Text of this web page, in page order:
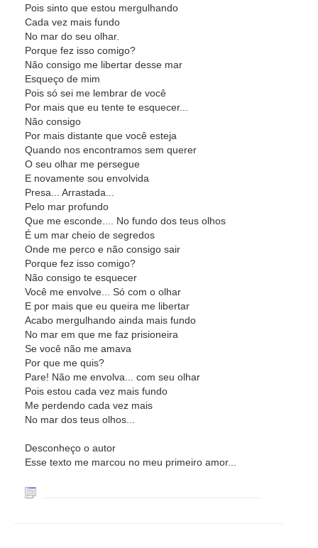
Pois sinto que estou mergulhando
Cada vez mais fundo
No mar do seu olhar.
Porque fez isso comigo?
Não consigo me libertar desse mar
Esqueço de mim
Pois só sei me lembrar de você
Por mais que eu tente te esquecer...
Não consigo
Por mais distante que você esteja
Quando nos encontramos sem querer
O seu olhar me persegue
E novamente sou envolvida
Presa... Arrastada...
Pelo mar profundo
Que me esconde.... No fundo dos teus olhos
É um mar cheio de segredos
Onde me perco e não consigo sair
Porque fez isso comigo?
Não consigo te esquecer
Você me envolve... Só com o olhar
E por mais que eu queira me libertar
Acabo mergulhando ainda mais fundo
No mar em que me faz prisioneira
Se você não me amava
Por que me quis?
Pare! Não me envolva... com seu olhar
Pois estou cada vez mais fundo
Me perdendo cada vez mais
No mar dos teus olhos...
Desconheço o autor
Esse texto me marcou no meu primeiro amor...